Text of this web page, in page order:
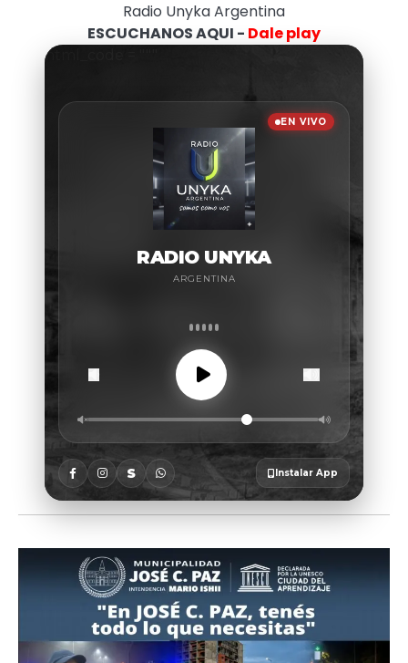
Radio Unyka Argentina
ESCUCHANOS AQUI - Dale play